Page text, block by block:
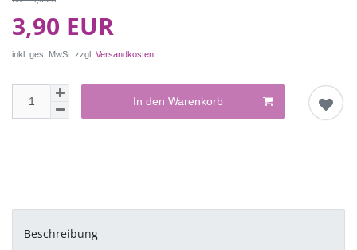
3,90 EUR
inkl. ges. MwSt. zzgl. Versandkosten
In den Warenkorb
Beschreibung